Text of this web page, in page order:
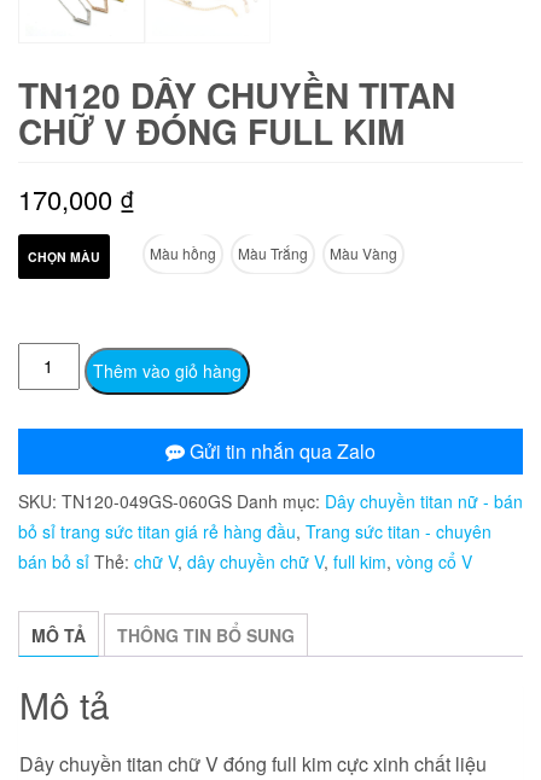
TN120 DÂY CHUYỀN TITAN
CHỮ V ĐÓNG FULL KIM
170,000 ₫
CHỌN MÀU Màu hồng Màu Trắng Màu Vàng
TN120
Dây
chữ
V
đóng
full
số
lượng
Thêm vào giỏ hàng
Gửi tin nhắn qua Zalo
SKU: TN120-049GS-060GS Danh mục: Dây chuyền titan nữ - bán
bỏ sỉ trang sức titan giá rẻ hàng đầu, Trang sức titan - chuyên
bán bỏ sỉ Thẻ: chữ V, dây chuyền chữ V, full kim, vòng cổ V
MÔ TẢ THÔNG TIN BỔ SUNG
Mô tả
Dây chuyền titan chữ V đóng full kimcực xinh chất liệu